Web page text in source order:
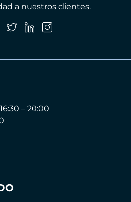
a nuestros clientes.
– 20:00